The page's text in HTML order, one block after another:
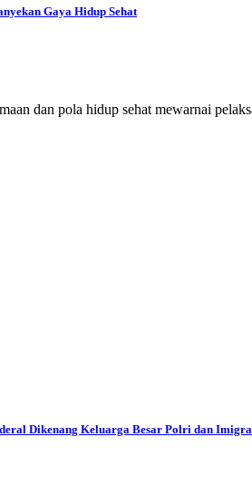
Gaya Hidup Sehat
dan pola hidup sehat mewarnai
Dikenang Keluarga Besar Polri dan